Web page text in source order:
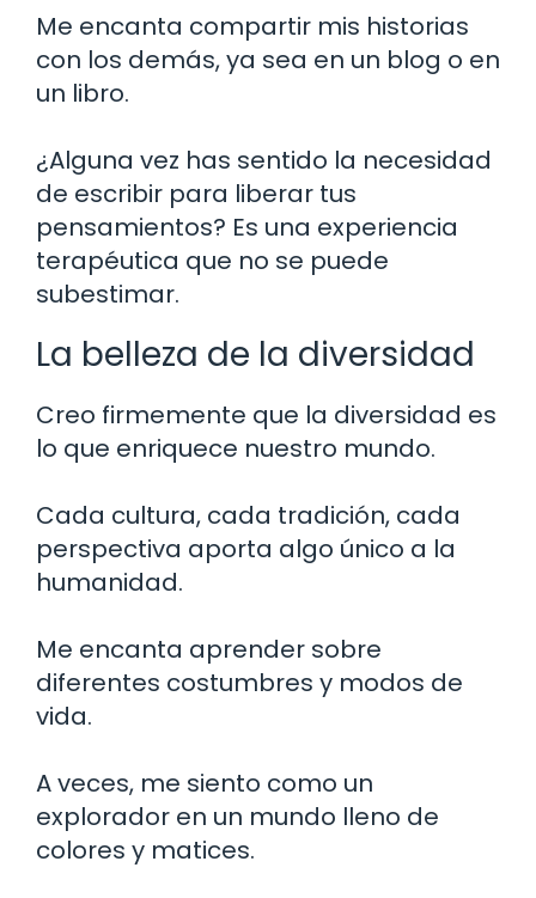
Me encanta compartir mis historias
con los demás, ya sea en un blog o en
un libro.
¿Alguna vez has sentido la necesidad
de escribir para liberar tus
pensamientos? Es una experiencia
terapéutica que no se puede
subestimar.
La belleza de la diversidad
Creo firmemente que la diversidad es
lo que enriquece nuestro mundo.
Cada cultura, cada tradición, cada
perspectiva aporta algo único a la
humanidad.
Me encanta aprender sobre
diferentes costumbres y modos de
vida.
A veces, me siento como un
explorador en un mundo lleno de
colores y matices.